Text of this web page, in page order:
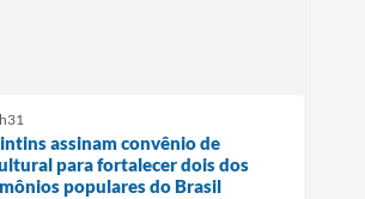
assinam convênio de
para fortalecer dois dos
populares do Brasil